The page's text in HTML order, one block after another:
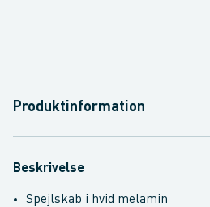
Produktinformation
Beskrivelse
Spejlskab i hvid melamin